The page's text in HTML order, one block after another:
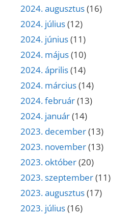
2024. augusztus(16)
2024. július(12)
2024. június(11)
2024. május(10)
2024. április(14)
2024. március(14)
2024. február(13)
2024. január(14)
2023. december(13)
2023. november(13)
2023. október(20)
2023. szeptember(11)
2023. augusztus(17)
2023. július(16)